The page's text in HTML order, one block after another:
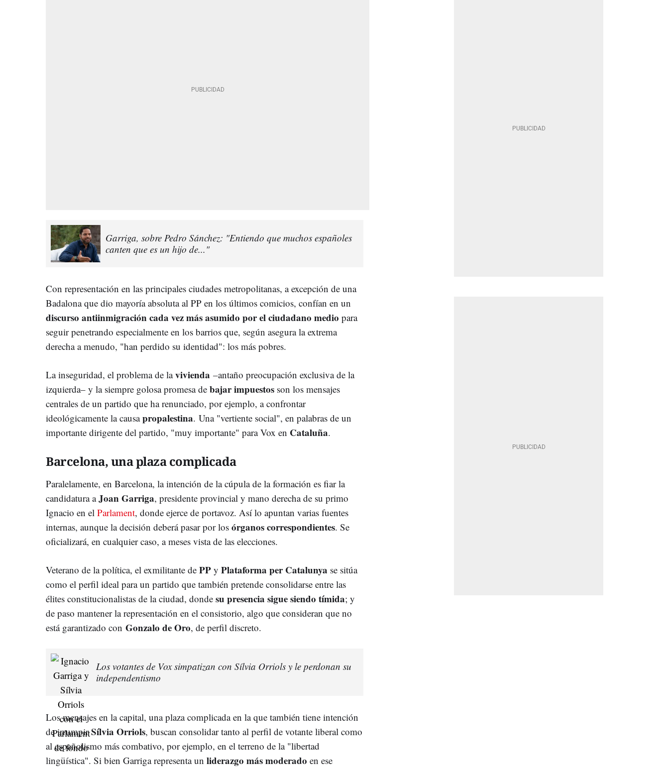
Garriga, sobre Pedro Sánchez: "Entiendo que muchos españoles
canten que es un hijo de..."
Con representación en las principales ciudades metropolitanas, a excepción de una
Badalona que dio mayoría absoluta al PP en los últimos comicios, confían en un
discurso antiinmigración cada vez más asumido por el ciudadano medio para
seguir penetrando especialmente en los barrios que, según asegura la extrema
derecha a menudo, "han perdido su identidad": los más pobres.
La inseguridad, el problema de lavivienda –antaño preocupación exclusiva de la
izquierda– y la siempre golosa promesa de bajar impuestos son los mensajes
centrales de un partido que ha renunciado, por ejemplo, a confrontar
ideológicamente la causapropalestina. Una "vertiente social", en palabras de un
importante dirigente del partido, "muy importante" para Vox en Cataluña.
Barcelona, una plaza complicada
Paralelamente, en Barcelona, la intención de la cúpula de la formación es fiar la
candidatura aJoan Garriga, presidente provincial y mano derecha de su primo
Ignacio en el Parlament, donde ejerce de portavoz. Así lo apuntan varias fuentes
internas, aunque la decisión deberá pasar por los órganos correspondientes. Se
oficializará, en cualquier caso, a meses vista de las elecciones.
Veterano de la política, el exmilitante de PP y Plataforma per Catalunya se sitúa
como el perfil ideal para un partido que también pretende consolidarse entre las
élites constitucionalistas de la ciudad, donde su presencia sigue siendo tímida; y
de paso mantener la representación en el consistorio, algo que consideran que no
está garantizado con Gonzalo de Oro, de perfil discreto.
Los votantes de Vox simpatizan con Sílvia Orriols y le perdonan su
independentismo
Los mensajes en la capital, una plaza complicada en la que también tiene intención
de irrumpirSílvia Orriols, buscan consolidar tanto al perfil de votante liberal como
al españolismo más combativo, por ejemplo, en el terreno de la "libertad
lingüística". Si bien Garriga representa un liderazgo más moderado en ese